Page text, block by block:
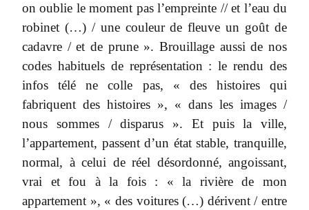
on oublie le moment pas l’empreinte // et l’eau du
robinet (…) / une couleur de fleuve un goût de
cadavre / et de prune ». Brouillage aussi de nos
codes habituels de représentation : le rendu des
infos télé ne colle pas, « des histoires qui
fabriquent des histoires », « dans les images /
nous sommes / disparus ». Et puis la ville,
l’appartement, passent d’un état stable, tranquille,
normal, à celui de réel désordonné, angoissant,
vrai et fou à la fois : « la rivière de mon
appartement », « des voitures (…) dérivent / entre